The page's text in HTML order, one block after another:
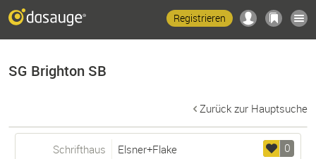
Registrieren
SG Brighton SB
Zurück zur Hauptsuche
0
Schrifthaus Elsner+Flake